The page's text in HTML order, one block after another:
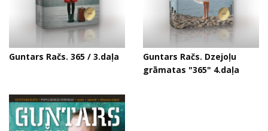
Guntars Račs. 365 / 3.daļa
Guntars Račs. Dzejoļu
grāmatas "365" 4.daļa